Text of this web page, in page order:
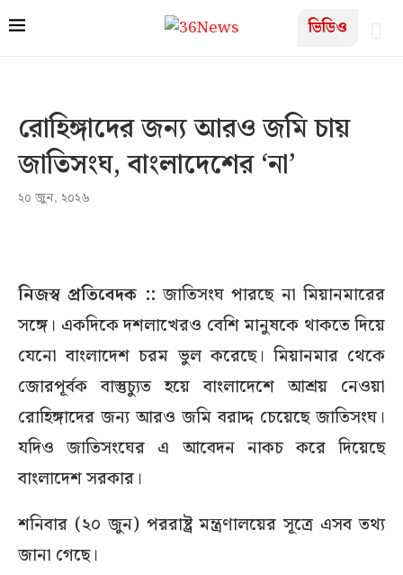
ভিডিও
রোহিঙ্গাদের জন্য আরও জমি চায়
জাতিসংঘ, বাংলাদেশের ‘না’
২০ জুন, ২০২৬
নিজস্ব প্রতিবেদক :: জাতিসংঘ পারছে না মিয়ানমারের
সঙ্গে। একদিকে দশলাখেরও বেশি মানুষকে থাকতে দিয়ে
যেনো বাংলাদেশ চরম ভুল করেছে। মিয়ানমার থেকে
জোরপূর্বক বাস্তুচ্যুত হয়ে বাংলাদেশে আশ্রয় নেওয়া
রোহিঙ্গাদের জন্য আরও জমি বরাদ্দ চেয়েছে জাতিসংঘ।
যদিও জাতিসংঘের এ আবেদন নাকচ করে দিয়েছে
বাংলাদেশ সরকার।
শনিবার (২০ জুন) পররাষ্ট্র মন্ত্রণালয়ের সূত্রে এসব তথ্য
জানা গেছে।